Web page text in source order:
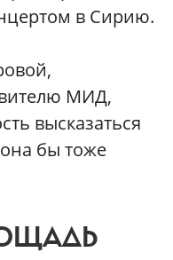
в Сирию.
МИД,
высказаться
бы тоже